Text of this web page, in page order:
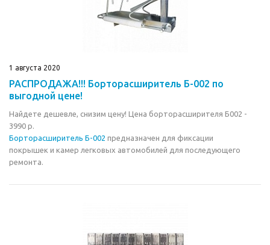
1 августа 2020
РАСПРОДАЖА!!! Борторасширитель Б-002 по
выгодной цене!
Найдете дешевле, снизим цену! Цена борторасширителя Б002 -
3990 р.
Борторасширитель Б-002 предназначен для фиксации
покрышек и камер легковых автомобилей для последующего
ремонта.